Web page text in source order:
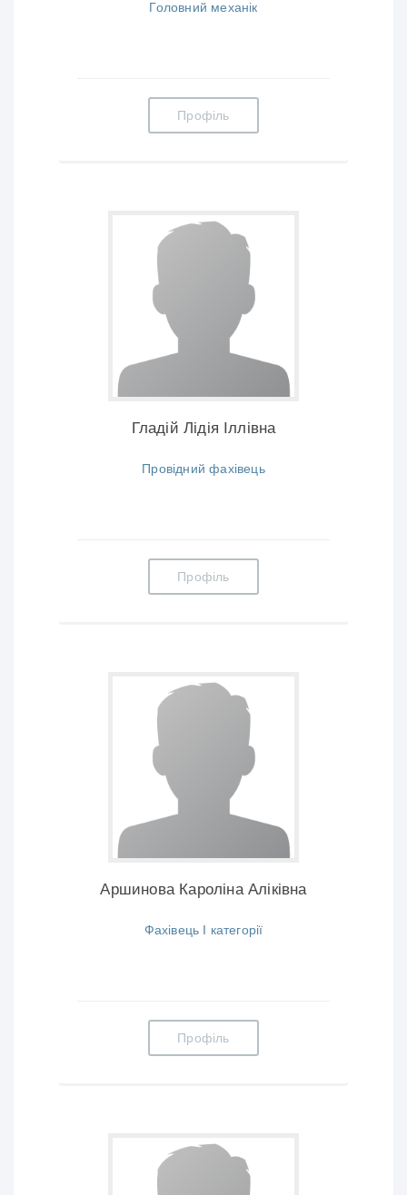
Головний механік
Профіль
Гладій Лідія Іллівна
Провідний фахівець
Профіль
Аршинова Кароліна Аліківна
Фахівець І категорії
Профіль